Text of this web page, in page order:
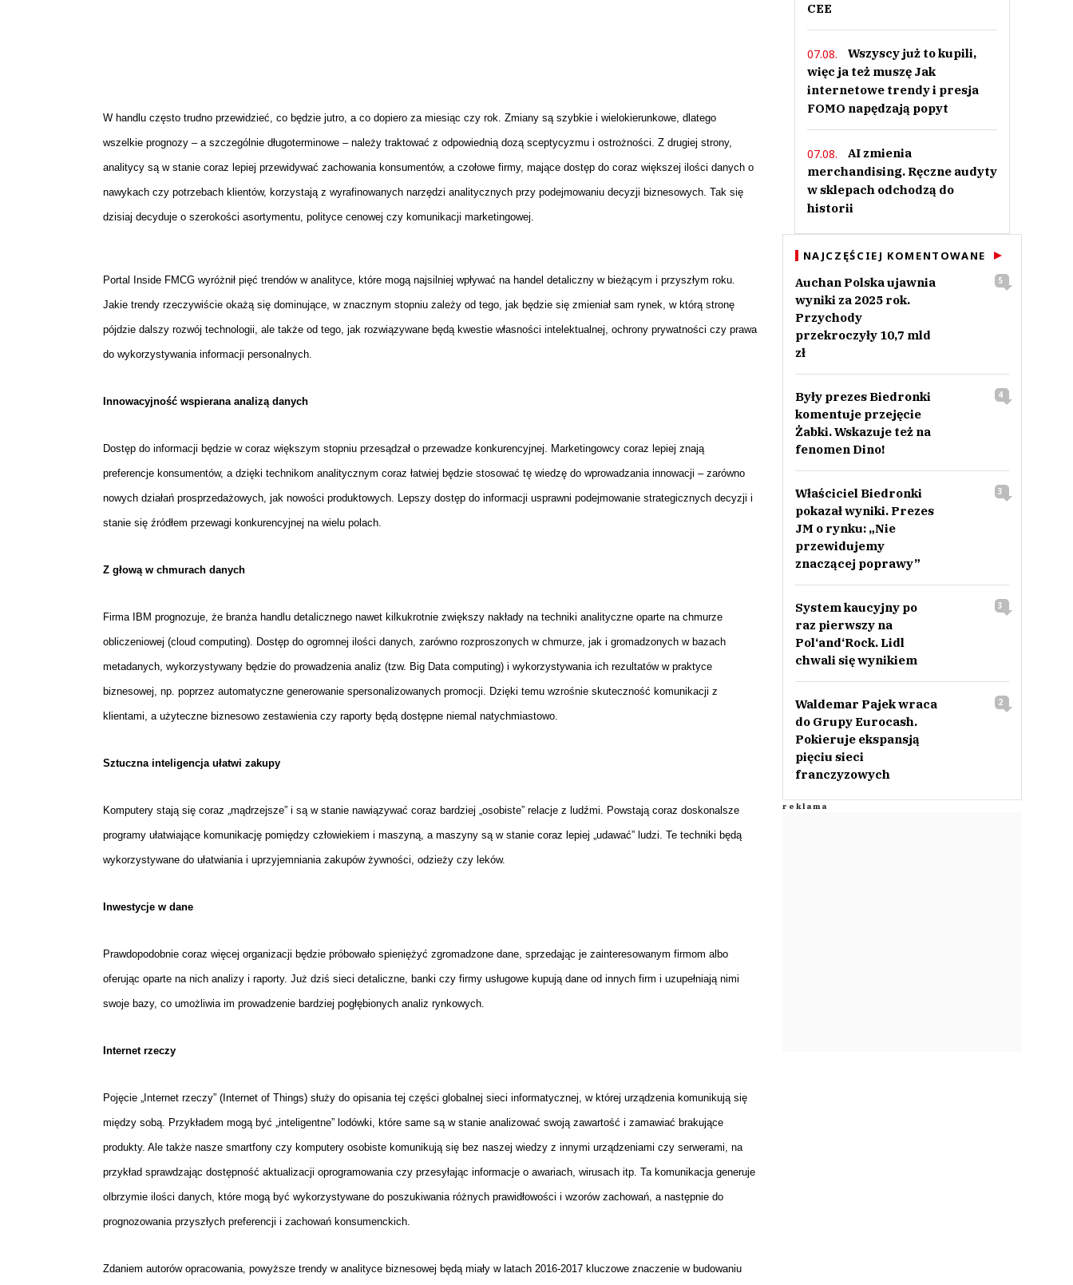
W handlu często trudno przewidzieć, co będzie jutro, a co dopiero za miesiąc czy rok. Zmiany są szybkie i wielokierunkowe, dlatego
wszelkie prognozy – a szczególnie długoterminowe – należy traktować z odpowiednią dozą sceptycyzmu i ostrożności. Z drugiej strony,
analitycy są w stanie coraz lepiej przewidywać zachowania konsumentów, a czołowe firmy, mające dostęp do coraz większej ilości danych o
nawykach czy potrzebach klientów, korzystają z wyrafinowanych narzędzi analitycznych przy podejmowaniu decyzji biznesowych. Tak się
dzisiaj decyduje o szerokości asortymentu, polityce cenowej czy komunikacji marketingowej.
Portal Inside FMCG wyróżnił pięć trendów w analityce, które mogą najsilniej wpływać na handel detaliczny w bieżącym i przyszłym roku.
Jakie trendy rzeczywiście okażą się dominujące, w znacznym stopniu zależy od tego, jak będzie się zmieniał sam rynek, w którą stronę
pójdzie dalszy rozwój technologii, ale także od tego, jak rozwiązywane będą kwestie własności intelektualnej, ochrony prywatności czy prawa
do wykorzystywania informacji personalnych.
Innowacyjność wspierana analizą danych
Dostęp do informacji będzie w coraz większym stopniu przesądzał o przewadze konkurencyjnej. Marketingowcy coraz lepiej znają
preferencje konsumentów, a dzięki technikom analitycznym coraz łatwiej będzie stosować tę wiedzę do wprowadzania innowacji – zarówno
nowych działań prosprzedażowych, jak nowości produktowych. Lepszy dostęp do informacji usprawni podejmowanie strategicznych decyzji i
stanie się źródłem przewagi konkurencyjnej na wielu polach.
Z głową w chmurach danych
Firma IBM prognozuje, że branża handlu detalicznego nawet kilkukrotnie zwiększy nakłady na techniki analityczne oparte na chmurze
obliczeniowej (cloud computing). Dostęp do ogromnej ilości danych, zarówno rozproszonych w chmurze, jak i gromadzonych w bazach
metadanych, wykorzystywany będzie do prowadzenia analiz (tzw. Big Data computing) i wykorzystywania ich rezultatów w praktyce
biznesowej, np. poprzez automatyczne generowanie spersonalizowanych promocji. Dzięki temu wzrośnie skuteczność komunikacji z
klientami, a użyteczne biznesowo zestawienia czy raporty będą dostępne niemal natychmiastowo.
Sztuczna inteligencja ułatwi zakupy
Komputery stają się coraz „mądrzejsze” i są w stanie nawiązywać coraz bardziej „osobiste” relacje z ludźmi. Powstają coraz doskonalsze
programy ułatwiające komunikację pomiędzy człowiekiem i maszyną, a maszyny są w stanie coraz lepiej „udawać” ludzi. Te techniki będą
wykorzystywane do ułatwiania i uprzyjemniania zakupów żywności, odzieży czy leków.
Inwestycje w dane
Prawdopodobnie coraz więcej organizacji będzie próbowało spieniężyć zgromadzone dane, sprzedając je zainteresowanym firmom albo
oferując oparte na nich analizy i raporty. Już dziś sieci detaliczne, banki czy firmy usługowe kupują dane od innych firm i uzupełniają nimi
swoje bazy, co umożliwia im prowadzenie bardziej pogłębionych analiz rynkowych.
Internet rzeczy
Pojęcie „Internet rzeczy” (Internet of Things) służy do opisania tej części globalnej sieci informatycznej, w której urządzenia komunikują się
między sobą. Przykładem mogą być „inteligentne” lodówki, które same są w stanie analizować swoją zawartość i zamawiać brakujące
produkty. Ale także nasze smartfony czy komputery osobiste komunikują się bez naszej wiedzy z innymi urządzeniami czy serwerami, na
przykład sprawdzając dostępność aktualizacji oprogramowania czy przesyłając informacje o awariach, wirusach itp. Ta komunikacja generuje
olbrzymie ilości danych, które mogą być wykorzystywane do poszukiwania różnych prawidłowości i wzorów zachowań, a następnie do
prognozowania przyszłych preferencji i zachowań konsumenckich.
Zdaniem autorów opracowania, powyższe trendy w analityce biznesowej będą miały w latach 2016-2017 kluczowe znaczenie w budowaniu
CEE
07.08.
Wszyscy już to kupili,
więc ja też muszę Jak
internetowe trendy i presja
FOMO napędzają popyt
07.08.
AI zmienia
merchandising. Ręczne audyty
w sklepach odchodzą do
historii
NAJCZĘŚCIEJ KOMENTOWANE
Auchan Polska ujawnia
wyniki za 2025 rok.
Przychody
przekroczyły 10,7 mld
zł
5
Były prezes Biedronki
komentuje przejęcie
Żabki. Wskazuje też na
fenomen Dino!
4
Właściciel Biedronki
pokazał wyniki. Prezes
JM o rynku: „Nie
przewidujemy
znaczącej poprawy”
3
System kaucyjny po
raz pierwszy na
Pol‘and‘Rock. Lidl
chwali się wynikiem
3
Waldemar Pajek wraca
do Grupy Eurocash.
Pokieruje ekspansją
pięciu sieci
franczyzowych
2